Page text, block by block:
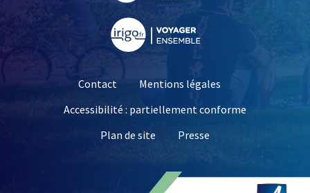
Contact
Mentions légales
Accessibilité : partiellement conforme
Plan de site
Presse